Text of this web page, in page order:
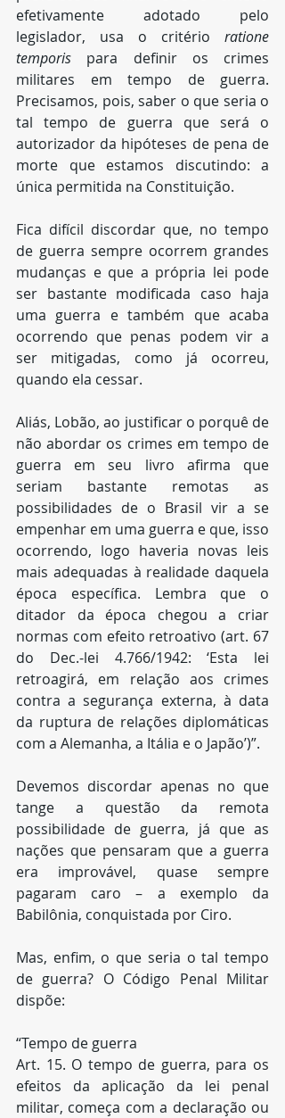
efetivamente adotado pelo
legislador, usa o critério ratione
temporis para definir os crimes
militares em tempo de guerra.
Precisamos, pois, saber o que seria o
tal tempo de guerra que será o
autorizador da hipóteses de pena de
morte que estamos discutindo: a
única permitida na Constituição.
Fica difícil discordar que, no tempo
de guerra sempre ocorrem grandes
mudanças e que a própria lei pode
ser bastante modificada caso haja
uma guerra e também que acaba
ocorrendo que penas podem vir a
ser mitigadas, como já ocorreu,
quando ela cessar.
Aliás, Lobão, ao justificar o porquê de
não abordar os crimes em tempo de
guerra em seu livro afirma que
seriam bastante remotas as
possibilidades de o Brasil vir a se
empenhar em uma guerra e que, isso
ocorrendo, logo haveria novas leis
mais adequadas à realidade daquela
época específica. Lembra que o
ditador da época chegou a criar
normas com efeito retroativo (art. 67
do Dec.-lei 4.766/1942: ‘Esta lei
retroagirá, em relação aos crimes
contra a segurança externa, à data
da ruptura de relações diplomáticas
com a Alemanha, a Itália e o Japão’)”.
Devemos discordar apenas no que
tange a questão da remota
possibilidade de guerra, já que as
nações que pensaram que a guerra
era improvável, quase sempre
pagaram caro – a exemplo da
Babilônia, conquistada por Ciro.
Mas, enfim, o que seria o tal tempo
de guerra? O Código Penal Militar
dispõe:
“Tempo de guerra
Art. 15. O tempo de guerra, para os
efeitos da aplicação da lei penal
militar, começa com a declaração ou